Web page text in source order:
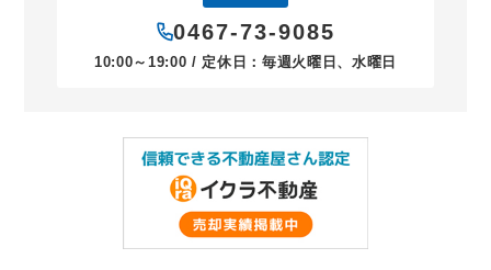
0467-73-9085
10:00～19:00 / 定休日：毎週火曜日、水曜日